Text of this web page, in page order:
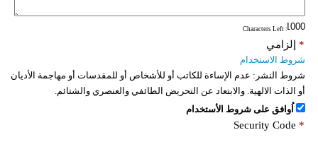
: Characters Left
إلزامي *
شروط الاستخدام
شروط النشر: عدم الإساءة للكاتب أو للأشخاص أو للمقدسات أو مهاجمة الأديان
أو الذات الالهية. والابتعاد عن التحريض الطائفي والعنصري والشتائم.
اُوافق على شروط الأستخدام
Security Code *